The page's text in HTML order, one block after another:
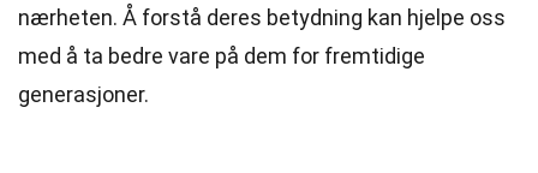
nærheten. Å forstå deres betydning kan hjelpe oss
med å ta bedre vare på dem for fremtidige
generasjoner.